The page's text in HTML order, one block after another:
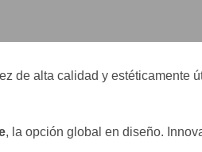
de alta calidad y estéticamente
, la opción global en diseño.